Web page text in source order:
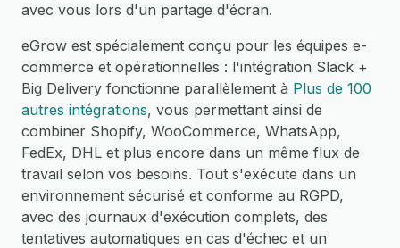
avec vous lors d'un partage d'écran.
eGrow est spécialement conçu pour les équipes e-
commerce et opérationnelles : l'intégration Slack +
Big Delivery fonctionne parallèlement à Plus de 100
autres intégrations, vous permettant ainsi de
combiner Shopify, WooCommerce, WhatsApp,
FedEx, DHL et plus encore dans un même flux de
travail selon vos besoins. Tout s'exécute dans un
environnement sécurisé et conforme au RGPD,
avec des journaux d'exécution complets, des
tentatives automatiques en cas d'échec et un